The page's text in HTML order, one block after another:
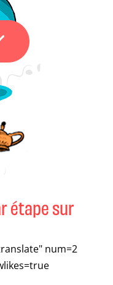
étape sur
num=2